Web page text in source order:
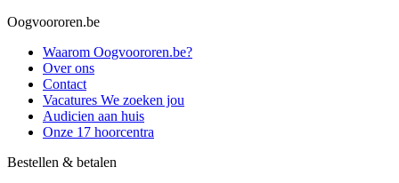
Oogvoororen.be
Waarom Oogvoororen.be?
Over ons
Contact
Vacatures We zoeken jou
Audicien aan huis
Onze 17 hoorcentra
Bestellen & betalen